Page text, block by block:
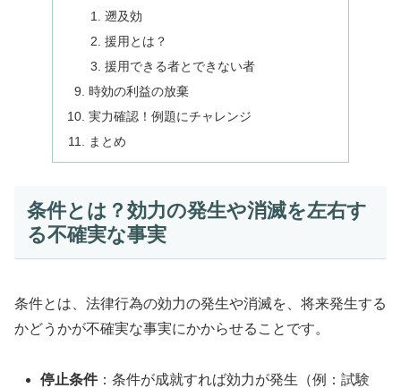
遡及効
援用とは？
援用できる者とできない者
時効の利益の放棄
実力確認！例題にチャレンジ
まとめ
条件とは？効力の発生や消滅を左右す
る不確実な事実
条件とは、法律行為の効力の発生や消滅を、将来発生する
かどうかが不確実な事実にかからせることです。
停止条件：条件が成就すれば効力が発生（例：試験